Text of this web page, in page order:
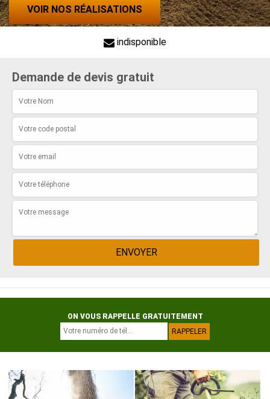
VOIR NOS RÉALISATIONS
indisponible
Demande de devis gratuit
ON VOUS RAPPELLE GRATUITEMENT